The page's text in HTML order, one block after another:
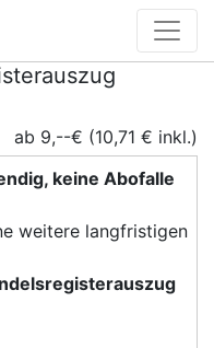
ab 9,--€ (10,71 € inkl.)
keine Abofalle
weitere langfristigen